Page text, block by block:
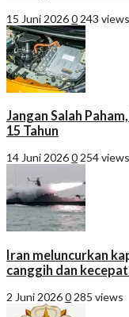
15 Juni 20260 243 views
Jangan Salah
15 Tahun
14 Juni 20260254 views
Iran meluncurkan
canggih dan
2 Juni 20260 285 views